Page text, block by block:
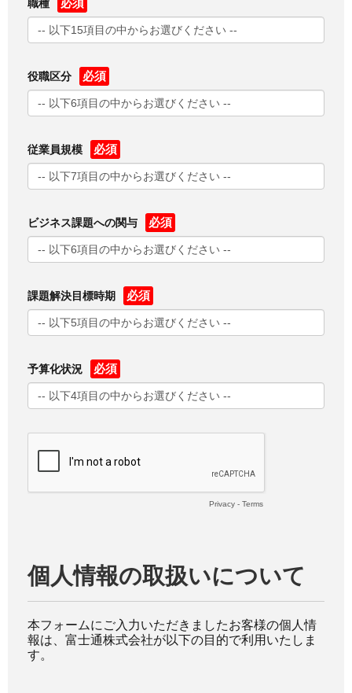
職種
役職区分
従業員規模
ビジネス課題への関与
課題解決目標時期
予算化状況
Privacy - Terms
個人情報の取扱いについて
本フォームにご入力いただきましたお客様の個人情
報は、富士通株式会社が以下の目的で利用いたしま
す。